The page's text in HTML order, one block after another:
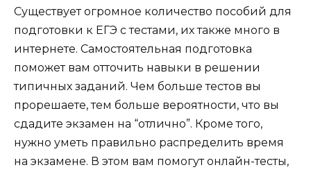
Существует огромное количество пособий для
подготовки к ЕГЭ с тестами, их также много в
интернете. Самостоятельная подготовка
поможет вам отточить навыки в решении
типичных заданий. Чем больше тестов вы
прорешаете, тем больше вероятности, что вы
сдадите экзамен на “отлично”. Кроме того,
нужно уметь правильно распределить время
на экзамене. В этом вам помогут онлайн-тесты,